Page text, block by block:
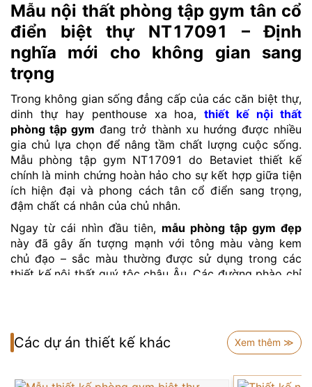
Mẫu nội thất phòng tập gym tân cổ
điển biệt thự NT17091 – Định
nghĩa mới cho không gian sang
trọng
Trong không gian sống đẳng cấp của các căn biệt thự,
dinh thự hay penthouse xa hoa,thiết kế nội thất
phòng tập gym đang trở thành xu hướng được nhiều
gia chủ lựa chọn để nâng tầm chất lượng cuộc sống.
Mẫu phòng tập gym NT17091 do Betaviet thiết kế
chính là minh chứng hoàn hảo cho sự kết hợp giữa tiện
ích hiện đại và phong cách tân cổ điển sang trọng,
đậm chất cá nhân của chủ nhân.
Ngay từ cái nhìn đầu tiên, mẫu phòng tập gym đẹp
này đã gây ấn tượng mạnh với tông màu vàng kem
chủ đạo – sắc màu thường được sử dụng trong các
thiết kế nội thất quý tộc châu Âu. Các đường phào chỉ
lịch. Đây chính là điểm nhấn thẩm mỹ giúpnội thất
phòng tập gym đẹptrở nên cuốn hút và khác biệt
thường.
Các dự án thiết kế khác Xem thêm ≫